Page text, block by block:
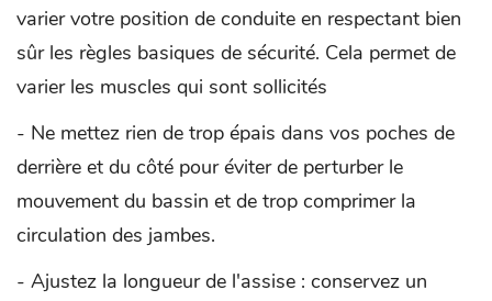
varier votre position de conduite en respectant bien
sûr les règles basiques de sécurité. Cela permet de
varier les muscles qui sont sollicités
- Ne mettez rien de trop épais dans vos poches de
derrière et du côté pour éviter de perturber le
mouvement du bassin et de trop comprimer la
circulation des jambes.
- Ajustez la longueur de l'assise : conservez un